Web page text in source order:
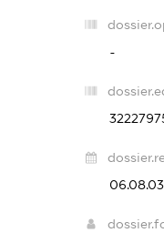
-
06.08.03